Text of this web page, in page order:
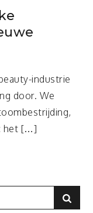
industrie
door. We
het […]